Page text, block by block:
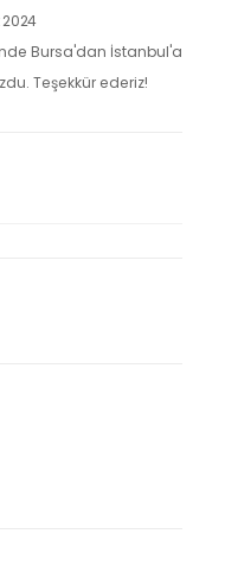
2024
Bursa'dan İstanbul'a
Teşekkür ederiz!